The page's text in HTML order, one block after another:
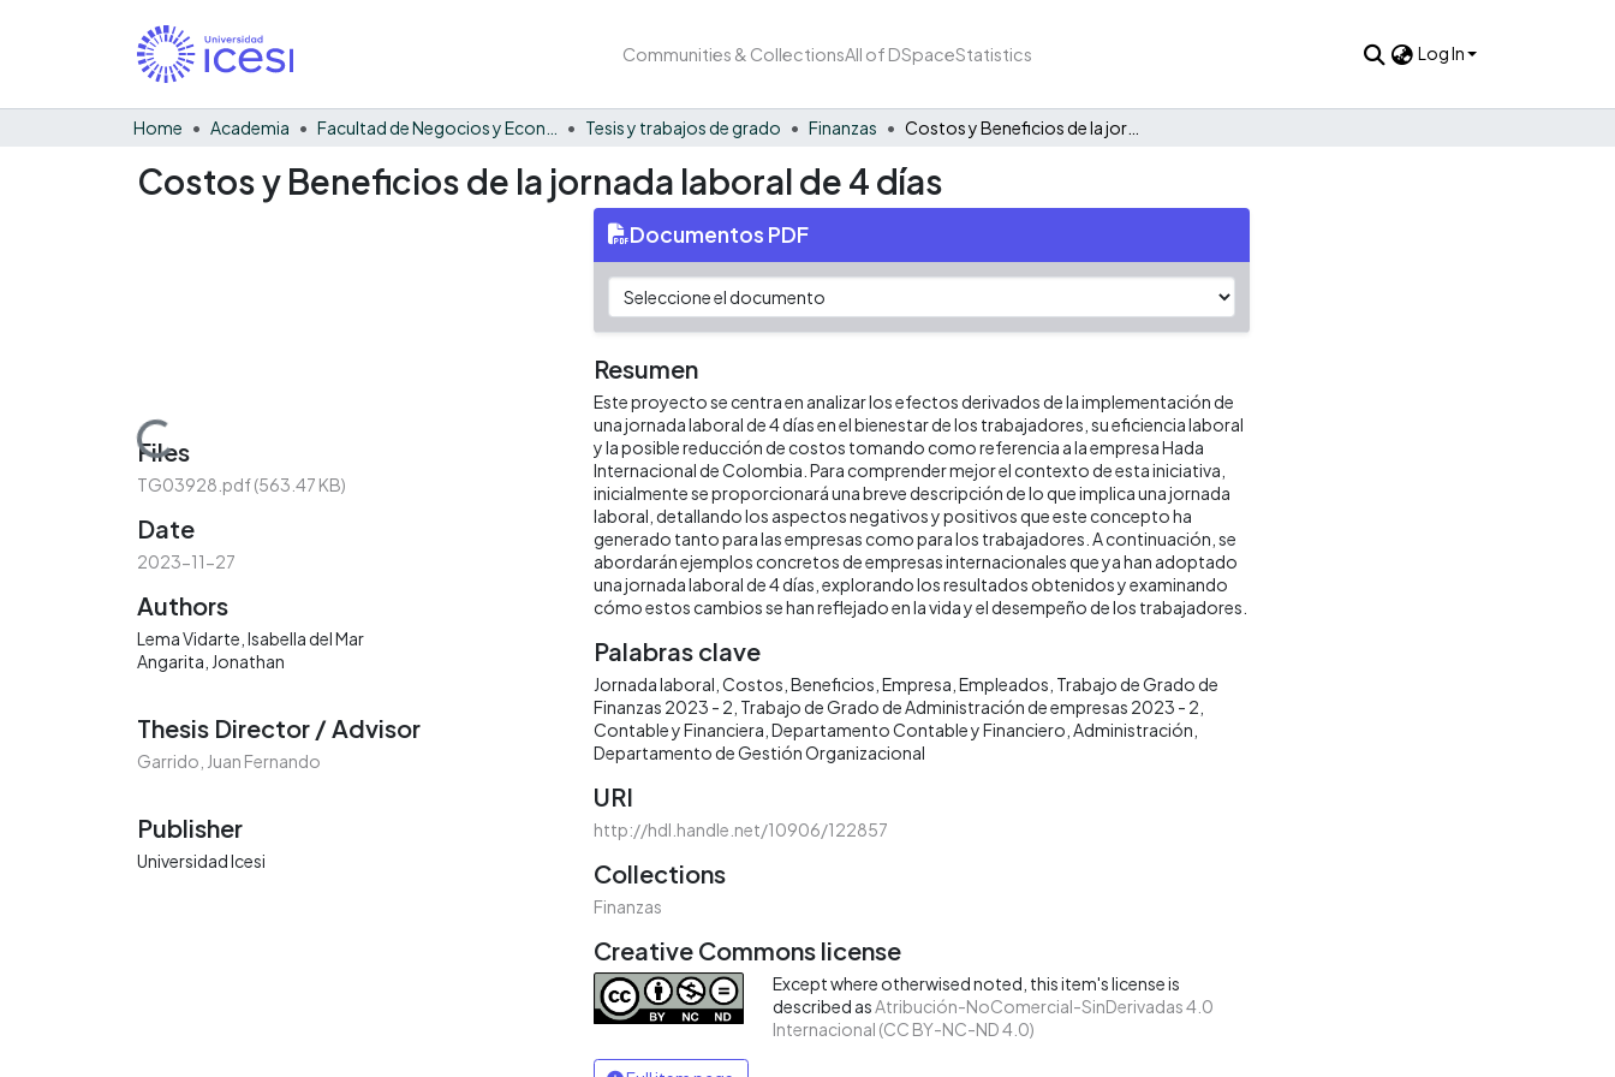
Communities & CollectionsAll of DSpaceStatistics Log In
Home Academia Tesis y trabajos de grado Finanzas
Costos y Beneficios de la jornada laboral de 4 días
Loading...
Files
TG03928.pdf(563.47 KB)
Date
2023-11-27
Authors
Lema Vidarte, Isabella del Mar
Angarita, Jonathan
Thesis Director / Advisor
Garrido, Juan Fernando
Publisher
Universidad Icesi
Documentos PDF
Resumen
Este proyecto se centra en analizar los efectos derivados de la implementación de
una jornada laboral de 4 días en el bienestar de los trabajadores, su eficiencia laboral
y la posible reducción de costos tomando como referencia a la empresa Hada
Internacional de Colombia. Para comprender mejor el contexto de esta iniciativa,
inicialmente se proporcionará una breve descripción de lo que implica una jornada
laboral, detallando los aspectos negativos y positivos que este concepto ha
generado tanto para las empresas como para los trabajadores. A continuación, se
abordarán ejemplos concretos de empresas internacionales que ya han adoptado
una jornada laboral de 4 días, explorando los resultados obtenidos y examinando
cómo estos cambios se han reflejado en la vida y el desempeño de los trabajadores.
Palabras clave
Jornada laboral Costos Beneficios Empresa Empleados Trabajo de Grado de
Finanzas 2023 - 2 Trabajo de Grado de Administración de empresas 2023 - 2
Contable y Financiera Departamento Contable y Financiero Administración
Departamento de Gestión Organizacional
URI
http://hdl.handle.net/10906/122857
Collections
Finanzas
Creative Commons license
Except where otherwised noted, this item's license is
described as Atribución-NoComercial-SinDerivadas 4.0
Internacional (CC BY-NC-ND 4.0)